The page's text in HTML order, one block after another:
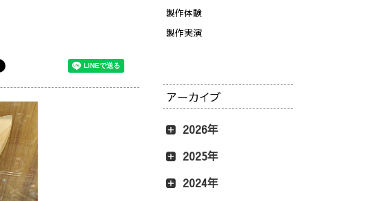
製作体験
製作実演
アーカイブ
2026年
2025年
2024年